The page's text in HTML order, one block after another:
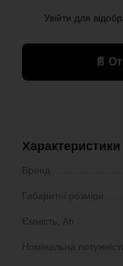
Увійти для
📄
Характеристики
Бренд
Габаритні розміри
Ємність, Ah
Номінальна